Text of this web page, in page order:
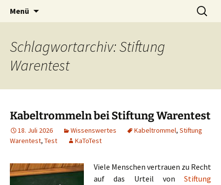
Menü
Suchen
nach:
Schlagwortarchiv: Stiftung
Warentest
Kabeltrommeln bei Stiftung Warentest
18. Juli 2026 Wissenswertes Kabeltrommel, Stiftung
Warentest, Test KaToTest
Viele Menschen vertrauen zu Recht
auf das Urteil von Stiftung